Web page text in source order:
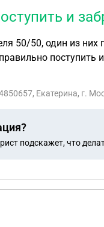
и
50/50, один из них
поступить
Екатерина, г.
подскажет, что